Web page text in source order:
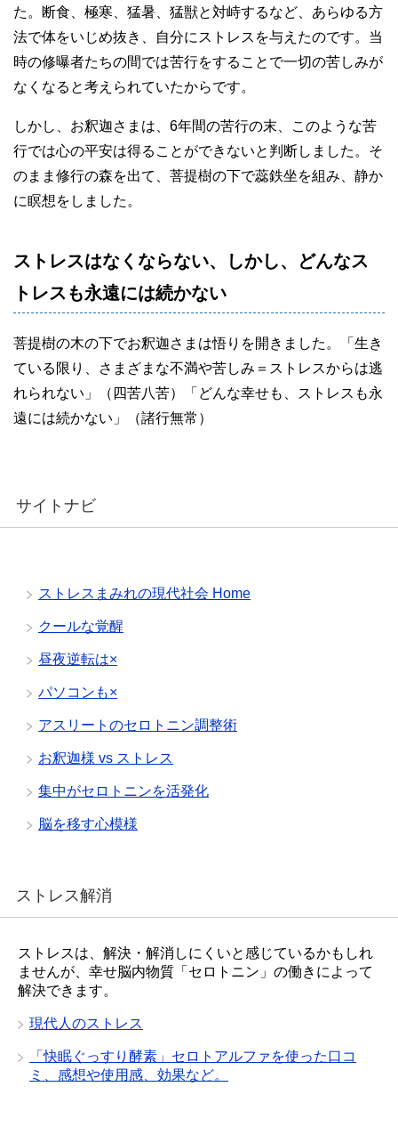
た。断食、極寒、猛暑、猛獣と対峙するなど、あらゆる方
法で体をいじめ抜き、自分にストレスを与えたのです。当
時の修曝者たちの間では苦行をすることで一切の苦しみが
なくなると考えられていたからです。
しかし、お釈迦さまは、6年間の苦行の末、このような苦
行では心の平安は得ることができないと判断しました。そ
のまま修行の森を出て、菩提樹の下で蕊鉄坐を組み、静か
に瞑想をしました。
ストレスはなくならない、しかし、どんなス
トレスも永遠には続かない
菩提樹の木の下でお釈迦さまは悟りを開きました。「生き
ている限り、さまざまな不満や苦しみ＝ストレスからは逃
れられない」（四苦八苦）「どんな幸せも、ストレスも永
遠には続かない」（諸行無常）
サイトナビ
ストレスまみれの現代社会 Home
クールな覚醒
昼夜逆転は×
パソコンも×
アスリートのセロトニン調整術
お釈迦様 vs ストレス
集中がセロトニンを活発化
脳を移す心模様
ストレス解消
ストレスは、解決・解消しにくいと感じているかもしれ
ませんが、幸せ脳内物質「セロトニン」の働きによって
解決できます。
現代人のストレス
「快眠ぐっすり酵素」セロトアルファを使った口コ
ミ、感想や使用感、効果など。